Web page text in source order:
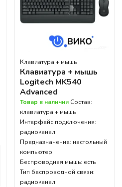
Клавиатура + мышь
Клавиатура + мышь
Logitech MK540
Advanced
Товар в наличии Состав:
клавиатура + мышь
Интерфейс подключения:
радиоканал
Предназначение: настольный
компьютер
Беспроводная мышь: есть
Тип беспроводной связи:
радиоканал